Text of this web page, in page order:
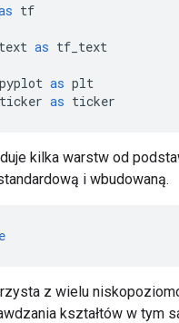
tf
as tf_text
pyplot as plt
ticker as ticker
kilka warstw od
i wbudowaną.
z wielu
kształtów w tym